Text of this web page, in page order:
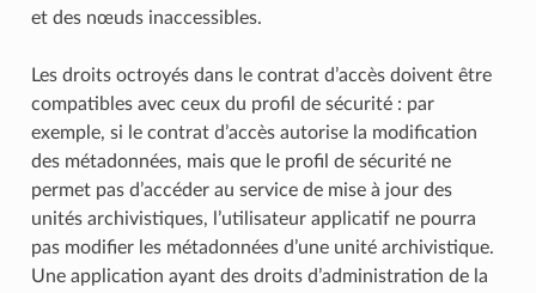
et des nœuds inaccessibles.
Les droits octroyés dans le contrat d’accès doivent être
compatibles avec ceux du profil de sécurité : par
exemple, si le contrat d’accès autorise la modification
des métadonnées, mais que le profil de sécurité ne
permet pas d’accéder au service de mise à jour des
unités archivistiques, l’utilisateur applicatif ne pourra
pas modifier les métadonnées d’une unité archivistique.
Une application ayant des droits d’administration de la